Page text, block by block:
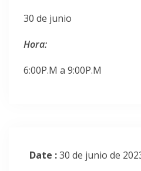
30 de junio
Hora:
6:00P.M a 9:00P.M
Date :30 de junio de